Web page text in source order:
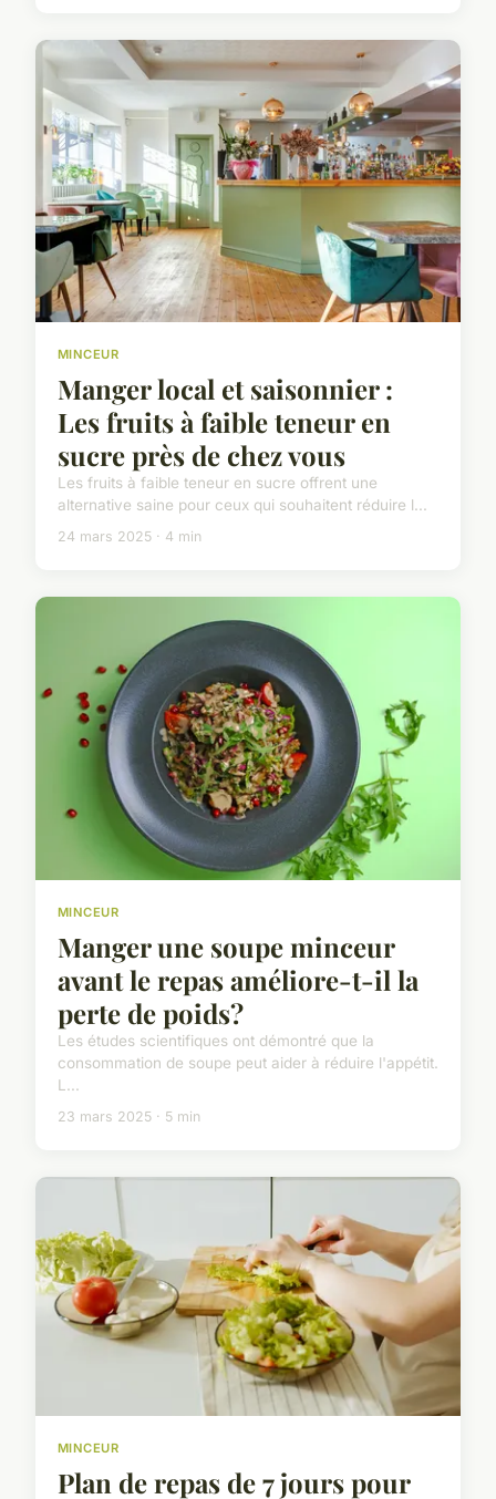
MINCEUR
Manger local et saisonnier :
Les fruits à faible teneur en
sucre près de chez vous
Les fruits à faible teneur en sucre offrent une
alternative saine pour ceux qui souhaitent réduire l...
24 mars 2025 · 4 min
MINCEUR
Manger une soupe minceur
avant le repas améliore-t-il la
perte de poids?
Les études scientifiques ont démontré que la
consommation de soupe peut aider à réduire l'appétit.
L...
23 mars 2025 · 5 min
MINCEUR
Plan de repas de 7 jours pour